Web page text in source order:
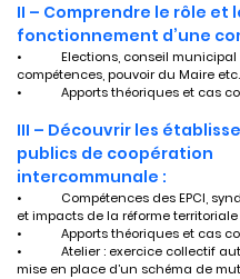
II – Comprendre le rôle et
fonctionnement d’une
•	Elections, conseil municipal
compétences, pouvoir du Maire etc.
•	Apports théoriques et cas
III – Découvrir les
publics de coopération
intercommunale :
•	Compétences des EPCI, syndicats, enjeux
et impacts de la réforme territoriale
•	Apports théoriques et cas
•	Atelier : exercice collectif autour de la
mise en place d’un schéma de